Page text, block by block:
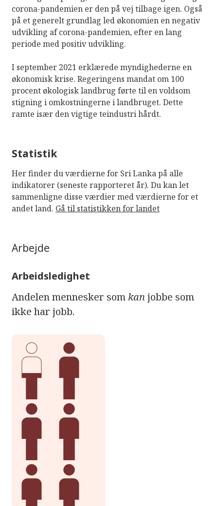
corona-pandemien er den på vej tilbage igen. Også
på et generelt grundlag led økonomien en negativ
udvikling af corona-pandemien, efter en lang
periode med positiv udvikling.
I september 2021 erklærede myndighederne en
økonomisk krise. Regeringens mandat om 100
procent økologisk landbrug førte til en voldsom
stigning i omkostningerne i landbruget. Dette
ramte især den vigtige teindustri hårdt.
Statistik
Her finder du værdierne for Sri Lanka på alle
indikatorer (seneste rapporteret år). Du kan let
sammenligne disse værdier med værdierne for et
andet land. Gå til statistikken for landet
Arbejde
Arbeidsledighet
Andelen mennesker som kanjobbe som
ikke har jobb.